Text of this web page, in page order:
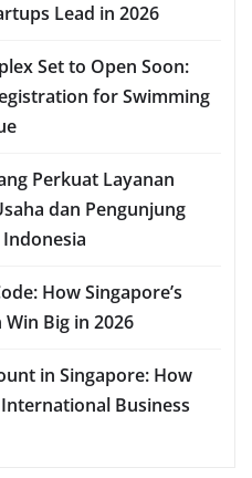
Lead in 2026
Set to Open Soon:
for Swimming
Perkuat Layanan
dan Pengunjung
How Singapore’s
Big in 2026
in Singapore: How
Business